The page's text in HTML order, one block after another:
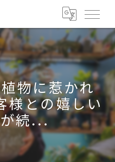
物に惹かれ
様との嬉しい
続...